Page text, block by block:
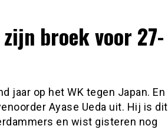
broek voor 27-
jaar op het WK tegen Japan. En
Ayase Ueda uit. Hij is dit
en wist gisteren nog